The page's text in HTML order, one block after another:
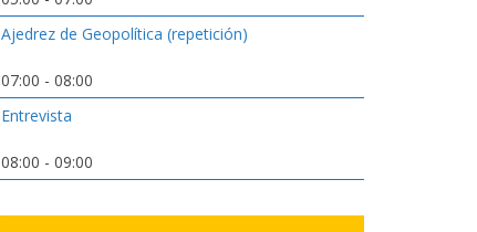
Ajedrez de Geopolítica (repetición)
07:00 - 08:00
Entrevista
08:00 - 09:00